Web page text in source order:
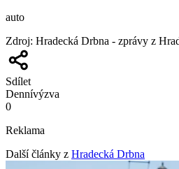
auto
Zdroj: Hradecká Drbna - zprávy z
Sdílet
Dennívýzva
0
Reklama
Další články z Hradecká Drbna